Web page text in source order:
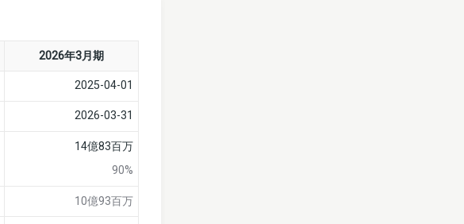
2026年3月期
2025-04-01
2026-03-31
14億83百万
90%
10億93百万